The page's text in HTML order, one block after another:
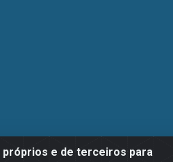
e de terceiros para